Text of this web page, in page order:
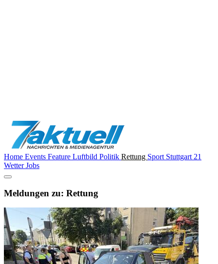
Home Events Feature Luftbild Politik Rettung Sport Stuttgart 21
WetterJobs
Meldungen zu: Rettung